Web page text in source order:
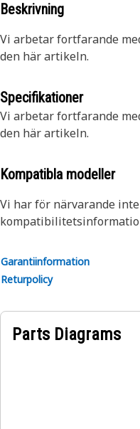
Beskrivning
Vi arbetar fortfarande
den här artikeln.
Specifikationer
Vi arbetar fortfarande
den här artikeln.
Kompatibla modeller
Vi har för närvarande
Garantiinformation
Returpolicy
Parts Diagrams